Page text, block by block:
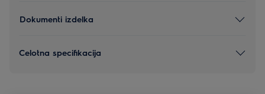
Dokumenti izdelka
Celotna specifikacija